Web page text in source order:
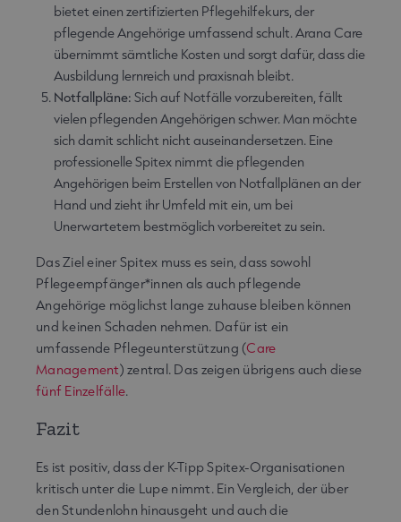
bietet einen zertifizierten Pflegehilfekurs, der
pflegende Angehörige umfassend schult. Arana Care
übernimmt sämtliche Kosten und sorgt dafür, dass die
Ausbildung lernreich und praxisnah bleibt.
Notfallpläne: Sich auf Notfälle vorzubereiten, fällt
vielen pflegenden Angehörigen schwer. Man möchte
sich damit schlicht nicht auseinandersetzen. Eine
professionelle Spitex nimmt die pflegenden
Angehörigen beim Erstellen von Notfallplänen an der
Hand und zieht ihr Umfeld mit ein, um bei
Unerwartetem bestmöglich vorbereitet zu sein.
Das Ziel einer Spitex muss es sein, dass sowohl
Pflegeempfänger*innen als auch pflegende
Angehörige möglichst lange zuhause bleiben können
und keinen Schaden nehmen. Dafür ist ein
umfassende Pflegeunterstützung (Care
Management) zentral. Das zeigen übrigens auch diese
fünf Einzelfälle.
Fazit
Es ist positiv, dass der K-Tipp Spitex-Organisationen
kritisch unter die Lupe nimmt. Ein Vergleich, der über
den Stundenlohn hinausgeht und auch die